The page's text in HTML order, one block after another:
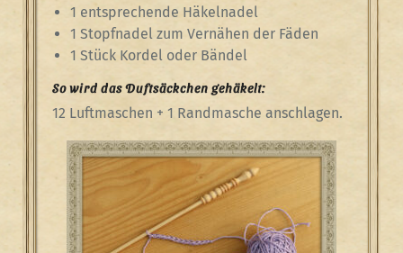
1 entsprechende Häkelnadel
1 Stopfnadel zum Vernähen der Fäden
1 Stück Kordel oder Bändel
So wird das Duftsäckchen gehäkelt:
12 Luftmaschen + 1 Randmasche anschlagen.